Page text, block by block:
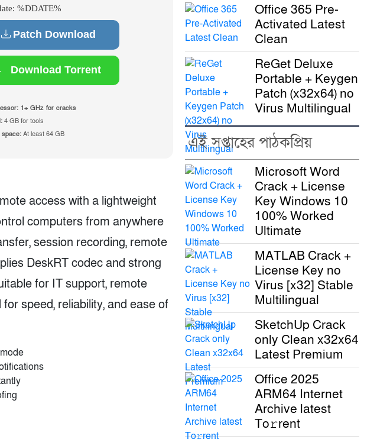
%DDATE%
Patch Download
Download Torrent
1+ GHz for cracks
4 GB for tools
At least 64 GB
access with a lightweight
computers from anywhere
session recording, remote
DeskRT codec and strong
for IT support, remote
speed, reliability, and ease of
Office 365 Pre-
Activated Latest
Clean
ReGet Deluxe
Portable + Keygen
Patch (x32x64) no
Virus Multilingual
এই সপ্তাহের পাঠকপ্রিয়
Microsoft Word
Crack + License
Key Windows 10
100% Worked
Ultimate
MATLAB Crack +
License Key no
Virus [x32] Stable
Multilingual
SketchUp Crack
only Clean x32x64
Latest Premium
Office 2025
ARM64 Internet
Archive latest
To𝚛rent